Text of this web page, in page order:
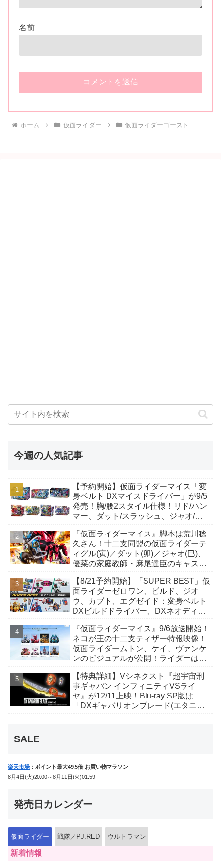
名前
ホーム 仮面ライダー 仮面ライダーゴースト
今週の人気記事
【予約開始】仮面ライダーマイス「変
身ベルト DXマイスドライバー」が9/5
発売！胸/腰2スタイル仕様！リド/ハン
マー、ダット/スラッシュ、ジャオ/バ
も！
『仮面ライダーマイス』脚本は荒川稔
久さん！十二支同盟の仮面ライダーテ
ィグル(寅)／ダット(卯)／ジャオ(巳)、
優菜の家庭教師・麻尾達臣のキャスト
んも変身！
【8/21予約開始】「SUPER BEST」仮
面ライダーゼロワン、ビルド、ジオ
ウ、カブト、エグゼイド：変身ベルト
DXビルドドライバー、DXネオディケ
か12点！
『仮面ライダーマイス』9/6放送開始！
ネコが王の十二支ティザー特報映像！
仮面ライダームトン、ケイ、ヴァンケ
ンのビジュアルが公開！ライダーは子
【特典詳細】Vシネクスト『超宇宙刑
事ギャバン インフィニティVSライ
ヤ』が12/11上映！Blu-ray SP版は
「DXギャバリオンブレード(エタニテ
SALE
楽天市場 ：ポイント最大49.5倍 お買い物マラソン
8月4日(火)20:00～8月11日(火)01:59
発売日カレンダー
仮面ライダー 戦隊／PJ.RED ウルトラマン
新着情報